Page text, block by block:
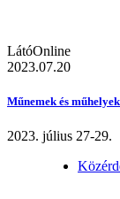
LátóOnline
2023.07.20
Műnemek és
2023. július 27-29.